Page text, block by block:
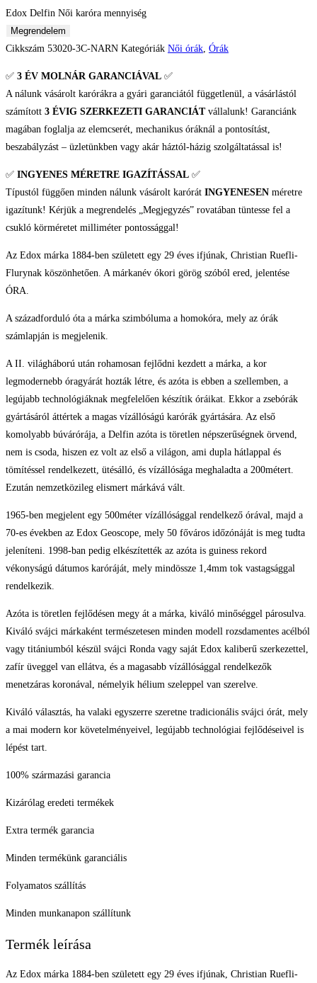
Edox Delfin Női karóra mennyiség
Megrendelem
Cikkszám 53020-3C-NARN Kategóriák Női órák, Órák
✅ 3 ÉV MOLNÁR GARANCIÁVAL ✅
A nálunk vásárolt karórákra a gyári garanciától függetlenül, a vásárlástól
számított 3 ÉVIG SZERKEZETI GARANCIÁTvállalunk! Garanciánk
magában foglalja az elemcserét, mechanikus óráknál a pontosítást,
beszabályzást – üzletünkben vagy akár háztól-házig szolgáltatással is!
✅ INGYENES MÉRETRE IGAZÍTÁSSAL ✅
Típustól függően minden nálunk vásárolt karórát INGYENESEN méretre
igazítunk! Kérjük a megrendelés „Megjegyzés” rovatában tüntesse fel a
csukló körméretet milliméter pontossággal!
Az Edox márka 1884-ben született egy 29 éves ifjúnak, Christian Ruefli-
Flurynak köszönhetően. A márkanév ókori görög szóból ered, jelentése
ÓRA.
A századforduló óta a márka szimbóluma a homokóra, mely az órák
számlapján is megjelenik.
A II. világháború után rohamosan fejlődni kezdett a márka, a kor
legmodernebb óragyárát hozták létre, és azóta is ebben a szellemben, a
legújabb technológiáknak megfelelően készítik óráikat. Ekkor a zsebórák
gyártásáról áttértek a magas vízállóságú karórák gyártására. Az első
komolyabb búvárórája, a Delfin azóta is töretlen népszerűségnek örvend,
nem is csoda, hiszen ez volt az első a világon, ami dupla hátlappal és
tömítéssel rendelkezett, ütésálló, és vízállósága meghaladta a 200métert.
Ezután nemzetközileg elismert márkává vált.
1965-ben megjelent egy 500méter vízállósággal rendelkező órával, majd a
70-es években az Edox Geoscope, mely 50 főváros időzónáját is meg tudta
jeleníteni. 1998-ban pedig elkészítették az azóta is guiness rekord
vékonyságú dátumos karóráját, mely mindössze 1,4mm tok vastagsággal
rendelkezik.
Azóta is töretlen fejlődésen megy át a márka, kiváló minőséggel párosulva.
Kiváló svájci márkaként természetesen minden modell rozsdamentes acélból
vagy titániumból készül svájci Ronda vagy saját Edox kaliberű szerkezettel,
zafír üveggel van ellátva, és a magasabb vízállósággal rendelkezők
menetzáras koronával, némelyik hélium szeleppel van szerelve.
Kiváló választás, ha valaki egyszerre szeretne tradicionális svájci órát, mely
a mai modern kor követelményeivel, legújabb technológiai fejlődéseivel is
lépést tart.
100% származási garancia
Kizárólag eredeti termékek
Extra termék garancia
Minden termékünk garanciális
Folyamatos szállítás
Minden munkanapon szállítunk
Termék leírása
Az Edox márka 1884-ben született egy 29 éves ifjúnak, Christian Ruefli-